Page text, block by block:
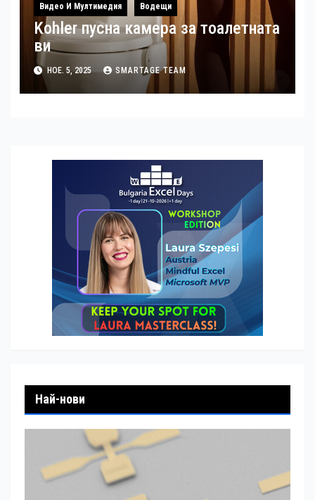
Видео И Мултимедия Водещи
Kohler пусна камера за тоалетната
ви
НОЕ. 5, 2025 SMARTAGE TEAM
Най-нови